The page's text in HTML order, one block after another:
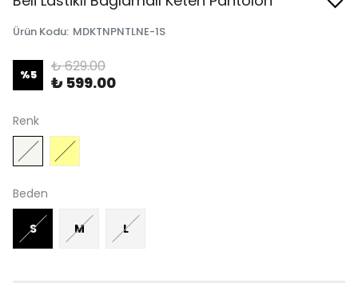
Ürün Kodu: MDKTNPNTLNE-1S
%5 ₺ 629.00
₺ 599.00
Renk
Beden
S M L